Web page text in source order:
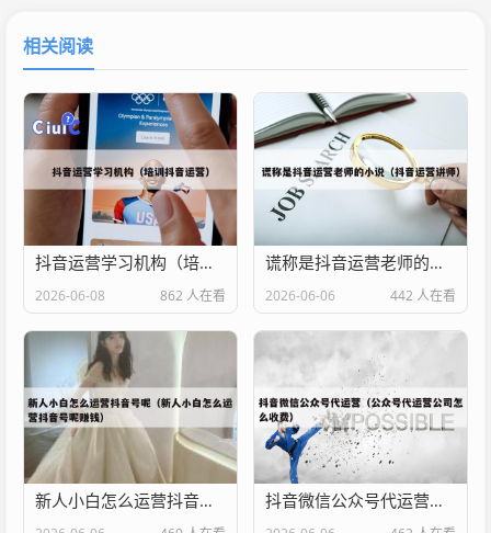
相关阅读
抖音运营学习机构（培训抖音运营）
2026-06-08 862 人在看
谎称是抖音运营老师的小说（抖音运营讲师）
2026-06-06 442 人在看
新人小白怎么运营抖音号呢（新人小白怎么运营抖音号呢赚钱） 抖音微信公众号代运营（公众号代运营公司怎么收费）